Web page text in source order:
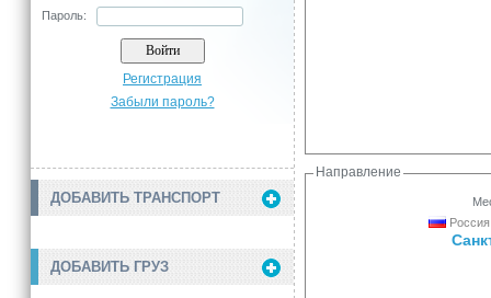
Пароль:
Регистрация
Забыли пароль?
ДОБАВИТЬ ТРАНСПОРТ
ДОБАВИТЬ ГРУЗ
Направление